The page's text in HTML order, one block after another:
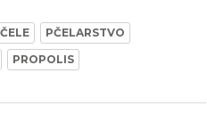
PČELARSTVO
PROPOLIS